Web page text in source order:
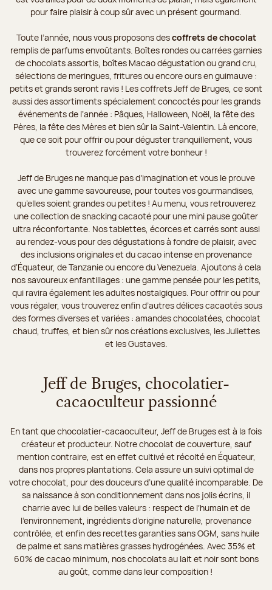
pour faire plaisir à coup sûr avec un présent gourmand.
Toute l’année, nous vous proposons descoffrets de chocolat
remplis de parfums envoûtants. Boîtes rondes ou carrées garnies
de chocolats assortis, boîtes Macao dégustation ou grand cru,
sélections de meringues, fritures ou encore ours en guimauve :
petits et grands seront ravis ! Les coffrets Jeff de Bruges, ce sont
aussi des assortiments spécialement concoctés pour les grands
événements de l’année : Pâques, Halloween, Noël, la fête des
Pères, la fête des Mères et bien sûr la Saint-Valentin. Là encore,
que ce soit pour offrir ou pour déguster tranquillement, vous
trouverez forcément votre bonheur !
Jeff de Bruges ne manque pas d’imagination et vous le prouve
avec une gamme savoureuse, pour toutes vos gourmandises,
qu’elles soient grandes ou petites ! Au menu, vous retrouverez
une collection de snacking cacaoté pour une mini pause goûter
ultra réconfortante. Nos tablettes, écorces et carrés sont aussi
au rendez-vous pour des dégustations à fondre de plaisir, avec
des inclusions originales et du cacao intense en provenance
d’Équateur, de Tanzanie ou encore du Venezuela. Ajoutons à cela
nos savoureux enfantillages : une gamme pensée pour les petits,
qui ravira également les adultes nostalgiques. Pour offrir ou pour
vous régaler, vous trouverez enfin d’autres délices cacaotés sous
des formes diverses et variées : amandes chocolatées, chocolat
chaud, truffes, et bien sûr nos créations exclusives, les Juliettes
et les Gustaves.
Jeff de Bruges, chocolatier-
cacaoculteur passionné
En tant que chocolatier-cacaoculteur, Jeff de Bruges est à la fois
créateur et producteur. Notre chocolat de couverture, sauf
mention contraire, est en effet cultivé et récolté en Équateur,
dans nos propres plantations. Cela assure un suivi optimal de
votre chocolat, pour des douceurs d’une qualité incomparable. De
sa naissance à son conditionnement dans nos jolis écrins, il
charrie avec lui de belles valeurs : respect de l’humain et de
l’environnement, ingrédients d’origine naturelle, provenance
contrôlée, et enfin des recettes garanties sans OGM, sans huile
de palme et sans matières grasses hydrogénées. Avec 35% et
60% de cacao minimum, nos chocolats au lait et noir sont bons
au goût, comme dans leur composition !